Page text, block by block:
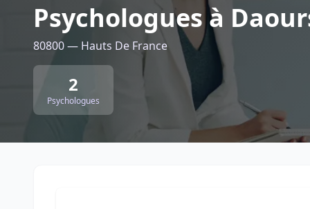
Psychologues à
80800 — Hauts De France
2
Psychologues